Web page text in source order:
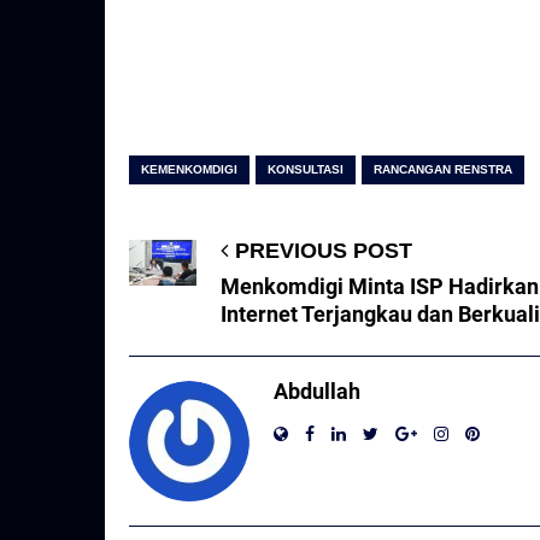
KEMENKOMDIGI KONSULTASI RANCANGAN RENSTRA
PREVIOUS POST
Menkomdigi Minta ISP Hadirkan
Internet Terjangkau dan
Abdullah